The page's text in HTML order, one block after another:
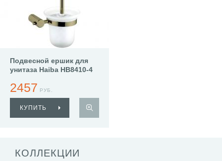
Подвесной ершик для
унитаза Haiba HB8410-4
2457 РУБ.
КУПИТЬ
КОЛЛЕКЦИИ